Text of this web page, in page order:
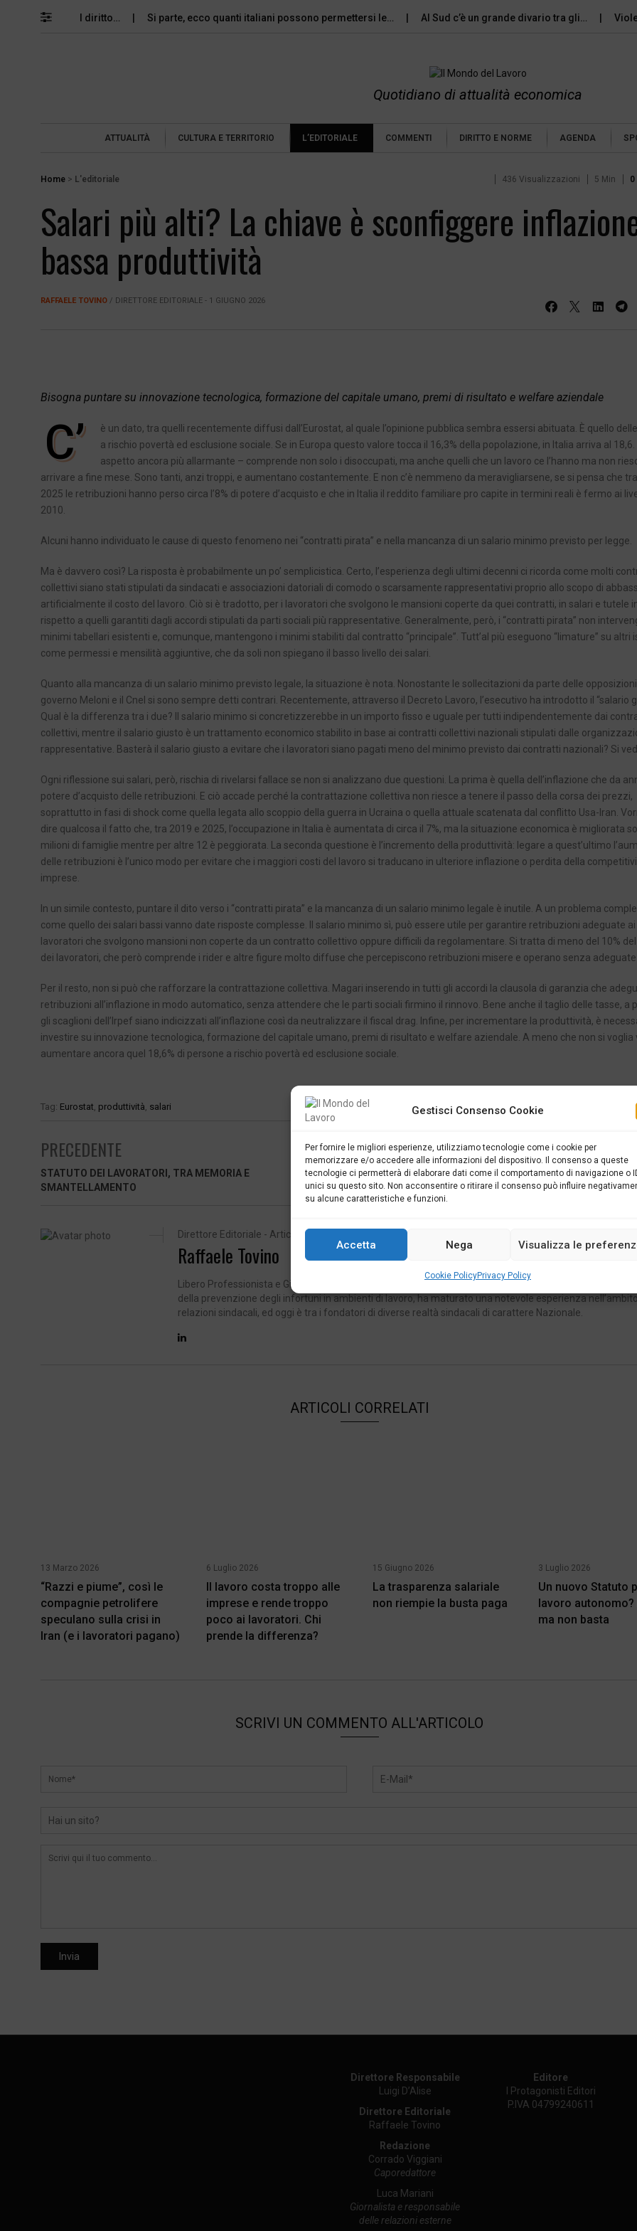
Gestisci Consenso Cookie
Per fornire le migliori esperienze, utilizziamo tecnologie come i cookie per
memorizzare e/o accedere alle informazioni del dispositivo. Il consenso a queste
tecnologie ci permetterà di elaborare dati come il comportamento di navigazione o
unici su questo sito. Non acconsentire o ritirare il consenso può influire
su alcune caratteristiche e funzioni.
Accetta Nega Visualizza le
Cookie PolicyPrivacy Policy
e il diritto… Si parte, ecco quanti italiani possono permettersi le… Al Sud c’è un grande divario tra gli… Violenza
Quotidiano di attualità economica
ATTUALITÀ CULTURA E TERRITORIO L’EDITORIALE COMMENTI DIRITTO E NORME AGENDA
Home > L'editoriale 436 Visualizzazioni 5 Min 0
Salari più alti? La chiave è sconfiggere
bassa produttività
RAFFAELE TOVINO / DIRETTORE EDITORIALE - 1 GIUGNO 2026
Bisogna puntare su innovazione tecnologica, formazione del capitale umano, premi di risultato e welfare aziendale
C’
è un dato, tra quelli recentemente diffusi dall’Eurostat, al quale l’opinione pubblica sembra essersi abituata. È quello
a rischio povertà ed esclusione sociale. Se in Europa questo valore tocca il 16,3% della popolazione, in Italia arriva al 18,6.
aspetto ancora più allarmante – comprende non solo i disoccupati, ma anche quelli che un lavoro ce l’hanno ma non
arrivare a fine mese. Sono tanti, anzi troppi, e aumentano costantemente. E non c’è nemmeno da meravigliarsene, se si pensa che
2025 le retribuzioni hanno perso circa l’8% di potere d’acquisto e che in Italia il reddito familiare pro capite in termini reali è fermo ai
2010.
Alcuni hanno individuato le cause di questo fenomeno nei “contratti pirata” e nella mancanza di un salario minimo previsto per legge.
Ma è davvero così? La risposta è probabilmente un po’ semplicistica. Certo, l’esperienza degli ultimi decenni ci ricorda come molti
collettivi siano stati stipulati da sindacati e associazioni datoriali di comodo o scarsamente rappresentativi proprio allo scopo di
artificialmente il costo del lavoro. Ciò si è tradotto, per i lavoratori che svolgono le mansioni coperte da quei contratti, in salari e tutele
rispetto a quelli garantiti dagli accordi stipulati da parti sociali più rappresentative. Generalmente, però, i “contratti pirata” non
minimi tabellari esistenti e, comunque, mantengono i minimi stabiliti dal contratto “principale”. Tutt’al più eseguono “limature” su altri
come permessi e mensilità aggiuntive, che da soli non spiegano il basso livello dei salari.
Quanto alla mancanza di un salario minimo previsto legale, la situazione è nota. Nonostante le sollecitazioni da parte delle
governo Meloni e il Cnel si sono sempre detti contrari. Recentemente, attraverso il Decreto Lavoro, l’esecutivo ha introdotto il “salario
Qual è la differenza tra i due? Il salario minimo si concretizzerebbe in un importo fisso e uguale per tutti indipendentemente dai
collettivi, mentre il salario giusto è un trattamento economico stabilito in base ai contratti collettivi nazionali stipulati dalle
rappresentative. Basterà il salario giusto a evitare che i lavoratori siano pagati meno del minimo previsto dai contratti nazionali? Si
Ogni riflessione sui salari, però, rischia di rivelarsi fallace se non si analizzano due questioni. La prima è quella dell’inflazione che da
potere d’acquisto delle retribuzioni. E ciò accade perché la contrattazione collettiva non riesce a tenere il passo della corsa dei prezzi,
soprattutto in fasi di shock come quella legata allo scoppio della guerra in Ucraina o quella attuale scatenata dal conflitto Usa-Iran.
dire qualcosa il fatto che, tra 2019 e 2025, l’occupazione in Italia è aumentata di circa il 7%, ma la situazione economica è migliorata
milioni di famiglie mentre per altre 12 è peggiorata. La seconda questione è l’incremento della produttività: legare a quest’ultimo
delle retribuzioni è l’unico modo per evitare che i maggiori costi del lavoro si traducano in ulteriore inflazione o perdita della
imprese.
In un simile contesto, puntare il dito verso i “contratti pirata” e la mancanza di un salario minimo legale è inutile. A un problema
come quello dei salari bassi vanno date risposte complesse. Il salario minimo sì, può essere utile per garantire retribuzioni adeguate ai
lavoratori che svolgono mansioni non coperte da un contratto collettivo oppure difficili da regolamentare. Si tratta di meno del 10%
dei lavoratori, che però comprende i rider e altre figure molto diffuse che percepiscono retribuzioni misere e operano senza
Per il resto, non si può che rafforzare la contrattazione collettiva. Magari inserendo in tutti gli accordi la clausola di garanzia che
retribuzioni all’inflazione in modo automatico, senza attendere che le parti sociali firmino il rinnovo. Bene anche il taglio delle tasse, a
gli scaglioni dell’Irpef siano indicizzati all’inflazione così da neutralizzare il fiscal drag. Infine, per incrementare la produttività, è
investire su innovazione tecnologica, formazione del capitale umano, premi di risultato e welfare aziendale. A meno che non si voglia
aumentare ancora quel 18,6% di persone a rischio povertà ed esclusione sociale.
Tag: Eurostat, produttività, salari
PRECEDENTE
STATUTO DEI LAVORATORI, TRA MEMORIA E
SMANTELLAMENTO
SALARI ITALIANI, IL FALLIMENTO DI UN
Direttore Editoriale - Articoli pubblicati: 220
Raffaele Tovino
Libero Professionista e Giornalista, impegnato oltre che sul fronte dei servizi e prestazioni connesse al
della prevenzione degli infortuni in ambienti di lavoro, ha maturato una notevole esperienza
relazioni sindacali, ed oggi è tra i fondatori di diverse realtà sindacali di carattere Nazionale.
ARTICOLI CORRELATI
13 Marzo 2026
“Razzi e piume”, così le
compagnie petrolifere
speculano sulla crisi in
Iran (e i lavoratori pagano)
6 Luglio 2026
Il lavoro costa troppo alle
imprese e rende troppo
poco ai lavoratori. Chi
prende la differenza?
15 Giugno 2026
La trasparenza salariale
non riempie la busta paga
3 Luglio 2026
Un nuovo Statuto
lavoro autonomo?
ma non basta
SCRIVI UN COMMENTO ALL'ARTICOLO
Direttore Responsabile
Luigi D’Alise
Direttore Editoriale
Raffaele Tovino
Redazione
Corrado Viggiani
Caporedattore
Luca Mariani
Giornalista e responsabile
delle relazioni esterne
Editore
I Protagonisti Editori
P.IVA 04799240611